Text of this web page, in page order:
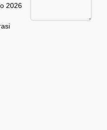
2026